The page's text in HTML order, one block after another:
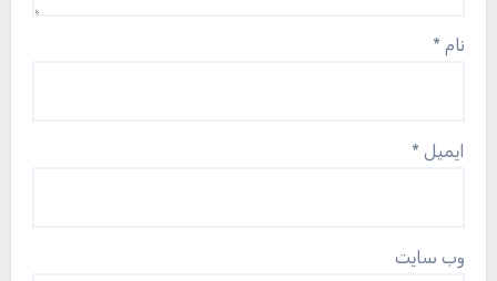
نام *
ایمیل *
وب‌ سایت